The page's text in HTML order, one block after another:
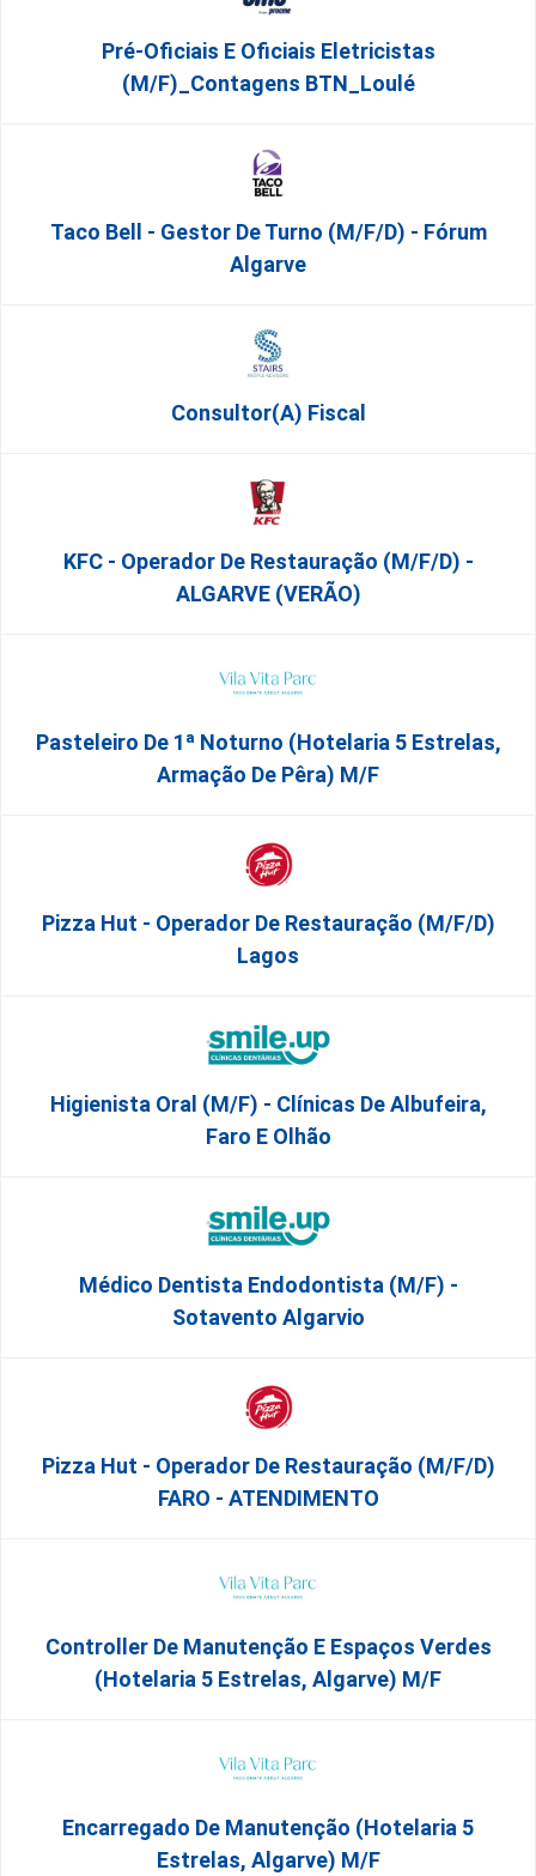
Pré-Oficiais E Oficiais Eletricistas
(m/f)_Contagens BTN_Loulé
Taco Bell - Gestor De Turno (m/f/d) - Fórum
Algarve
Consultor(a) Fiscal
KFC - Operador De Restauração (m/f/d) -
ALGARVE (VERÃO)
Pasteleiro De 1ª Noturno (Hotelaria 5 Estrelas,
Armação De Pêra) M/f
Pizza Hut - Operador De Restauração (m/f/d)
Lagos
Higienista Oral (M/F) - Clínicas De Albufeira,
Faro E Olhão
Médico Dentista Endodontista (M/F) -
Sotavento Algarvio
Pizza Hut - Operador De Restauração (m/f/d)
FARO - ATENDIMENTO
Controller De Manutenção E Espaços Verdes
(Hotelaria 5 Estrelas, Algarve) M/f
Encarregado De Manutenção (Hotelaria 5
Estrelas, Algarve) M/f